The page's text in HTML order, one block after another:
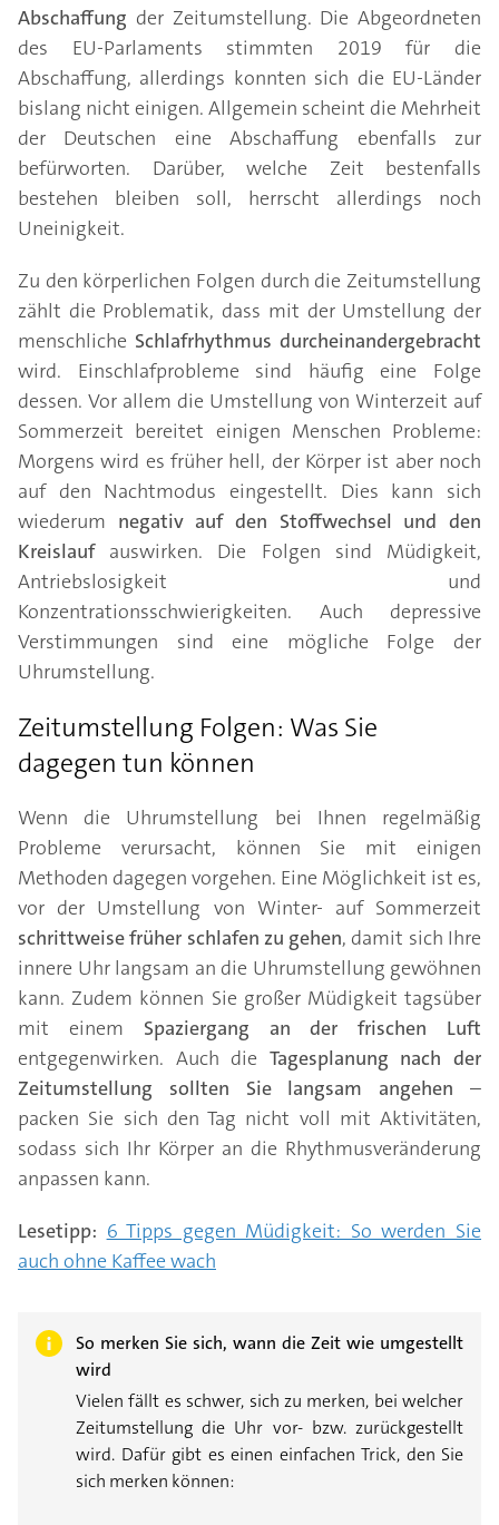
Abschaffung der Zeitumstellung. Die Abgeordneten
des EU-Parlaments stimmten 2019 für die
Abschaffung, allerdings konnten sich die EU-Länder
bislang nicht einigen. Allgemein scheint die Mehrheit
der Deutschen eine Abschaffung ebenfalls zur
befürworten. Darüber, welche Zeit bestenfalls
bestehen bleiben soll, herrscht allerdings noch
Uneinigkeit.
Zu den körperlichen Folgen durch die Zeitumstellung
zählt die Problematik, dass mit der Umstellung der
menschliche Schlafrhythmus durcheinandergebracht
wird. Einschlafprobleme sind häufig eine Folge
dessen. Vor allem die Umstellung von Winterzeit auf
Sommerzeit bereitet einigen Menschen Probleme:
Morgens wird es früher hell, der Körper ist aber noch
auf den Nachtmodus eingestellt. Dies kann sich
wiederum negativ auf den Stoffwechsel und den
Kreislaufauswirken. Die Folgen sind Müdigkeit,
Antriebslosigkeit und
Konzentrationsschwierigkeiten. Auch depressive
Verstimmungen sind eine mögliche Folge der
Uhrumstellung.
Zeitumstellung Folgen: Was Sie
dagegen tun können
Wenn die Uhrumstellung bei Ihnen regelmäßig
Probleme verursacht, können Sie mit einigen
Methoden dagegen vorgehen. Eine Möglichkeit ist es,
vor der Umstellung von Winter- auf Sommerzeit
schrittweise früher schlafen zu gehen, damit sich Ihre
innere Uhr langsam an die Uhrumstellung gewöhnen
kann. Zudem können Sie großer Müdigkeit tagsüber
mit einem Spaziergang an der frischen Luft
entgegenwirken. Auch die Tagesplanung nach der
Zeitumstellung sollten Sie langsam angehen –
packen Sie sich den Tag nicht voll mit Aktivitäten,
sodass sich Ihr Körper an die Rhythmusveränderung
anpassen kann.
Lesetipp: 6 Tipps gegen Müdigkeit: So werden Sie
auch ohne Kaffee wach
So merken Sie sich, wann die Zeit wie umgestellt
wird
Vielen fällt es schwer, sich zu merken, bei welcher
Zeitumstellung die Uhr vor- bzw. zurückgestellt
wird. Dafür gibt es einen einfachen Trick, den Sie
sich merken können: